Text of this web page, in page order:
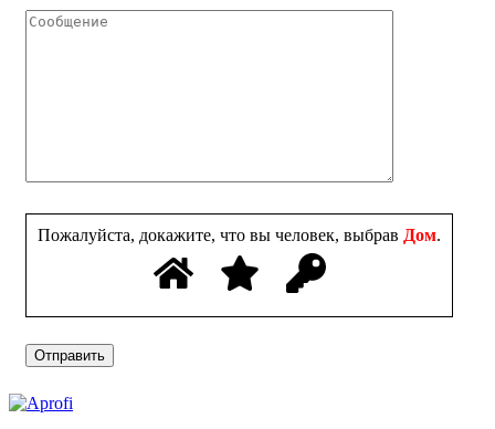
Пожалуйста, докажите, что вы человек, выбрав Дом.